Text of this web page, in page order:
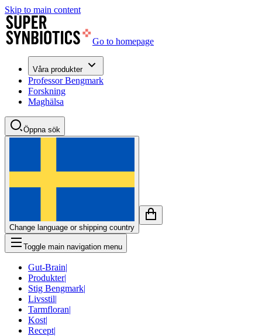
Skip to main content
Go to homepage
Våra produkter
Professor Bengmark
Forskning
Maghälsa
Öppna sök
Change language or shipping country
Toggle main navigation menu
Gut-Brain|
Produkter|
Stig Bengmark|
Livsstil|
Tarmfloran|
Kost|
Recept|